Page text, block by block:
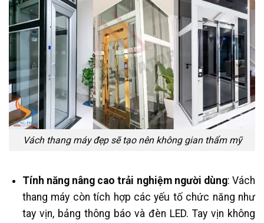
Vách thang máy đẹp sẽ tạo nên không gian thẩm mỹ
Tính năng nâng cao trải nghiệm người dùng: Vách
thang máy còn tích hợp các yếu tố chức năng như
tay vịn, bảng thông báo và đèn LED. Tay vịn không